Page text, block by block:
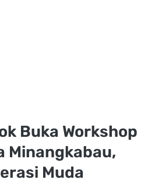
Buka Workshop
Minangkabau,
Muda